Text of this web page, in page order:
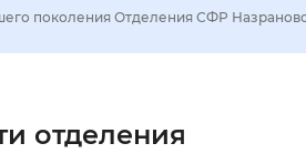
отображения
Увеличенный
поколения Отделения СФР
отделения